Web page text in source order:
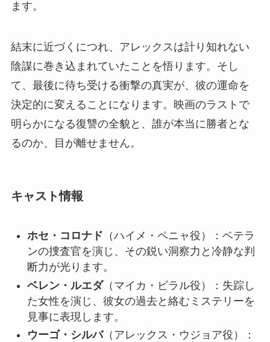
ます。
結末に近づくにつれ、アレックスは計り知れない
陰謀に巻き込まれていたことを悟ります。そし
て、最後に待ち受ける衝撃の真実が、彼の運命を
決定的に変えることになります。映画のラストで
明らかになる復讐の全貌と、誰が本当に勝者とな
るのか、目が離せません。
キャスト情報
ホセ・コロナド （ハイメ・ペニャ役）：ベテラ
ンの捜査官を演じ、その鋭い洞察力と冷静な判
断力が光ります。
ベレン・ルエダ（マイカ・ビラル役）：失踪し
た女性を演じ、彼女の過去と絡むミステリーを
見事に表現します。
ウーゴ・シルバ（アレックス・ウジョア役）：